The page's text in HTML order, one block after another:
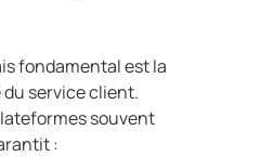
fondamental est la
service client.
souvent
: